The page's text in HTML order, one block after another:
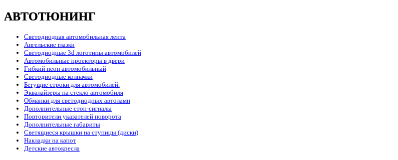
АВТОТЮНИНГ
Светодиодная автомобильная лента
Ангельские глазки
Светодиодные 3d логотипы автомобилей
Автомобильные проекторы в двери
Гибкий неон автомобильный
Светодиодные колпачки
Бегущие строки для автомобилей.
Эквалайзеры на стекло автомобиля
Обманки для светодиодных автоламп
Дополнительные стоп-сигналы
Повторители указателей поворота
Дополнительные габариты
Светящиеся крышки на ступицы (диски)
Накладки на капот
Детские автокресла